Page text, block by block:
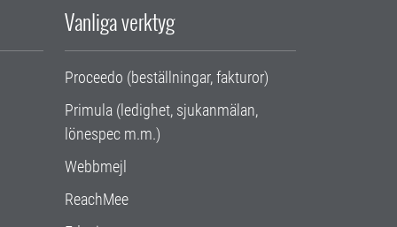
Vanliga verktyg
Proceedo (beställningar, fakturor)
Primula (ledighet, sjukanmälan,
lönespec m.m.)
Webbmejl
ReachMee